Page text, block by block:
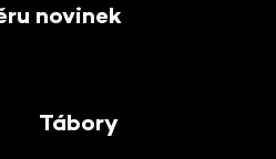
novinek
Tábory